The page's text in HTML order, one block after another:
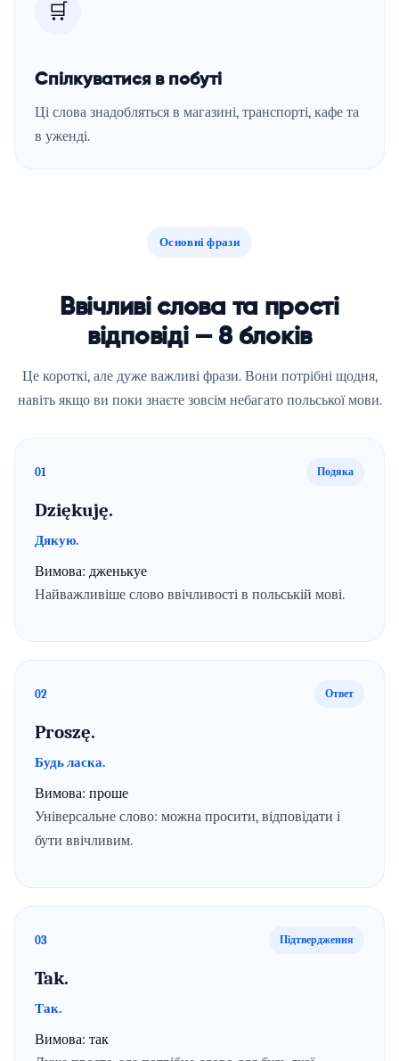
🛒
Спілкуватися в побуті
Ці слова знадобляться в магазині, транспорті, кафе та
в уженді.
Основні фрази
Ввічливі слова та прості
відповіді — 8 блоків
Це короткі, але дуже важливі фрази. Вони потрібні щодня,
навіть якщо ви поки знаєте зовсім небагато польської мови.
01 Подяка
Dziękuję.
Дякую.
Вимова: дженькуе
Найважливіше слово ввічливості в польській мові.
02 Ответ
Proszę.
Будь ласка.
Вимова: проше
Універсальне слово: можна просити, відповідати і
бути ввічливим.
03 Підтвердження
Tak.
Так.
Вимова: так